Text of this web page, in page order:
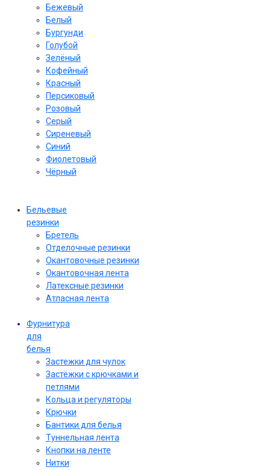
Бежевый
Белый
Бургунди
Голубой
Зелёный
Кофейный
Красный
Персиковый
Розовый
Серый
Сиреневый
Cиний
Фиолетовый
Чёрный
Бельевые
резинки
Бретель
Отделочные резинки
Окантовочные резинки
Окантовочная лента
Латексные резинки
Атласная лента
Фурнитура
для
белья
Застежки для чулок
Застёжки с крючками и
петлями
Кольца и регуляторы
Крючки
Бантики для белья
Туннельная лента
Кнопки на ленте
Нитки